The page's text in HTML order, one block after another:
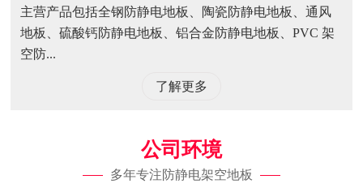
主营产品包括全钢防静电地板、陶瓷防静电地板、通风
地板、硫酸钙防静电地板、铝合金防静电地板、PVC 架
空防...
了解更多
公司环境
多年专注防静电架空地板